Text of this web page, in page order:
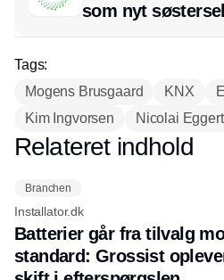
som nyt
afsæt i RL
Tags:
Mogens Brusgaard
KNX
Kim Ingvorsen
Nicolai Eggert
Annonce
Relateret indhold
Branchen
Installator.dk
Batterier går fra tilvalg
standard: Grossist